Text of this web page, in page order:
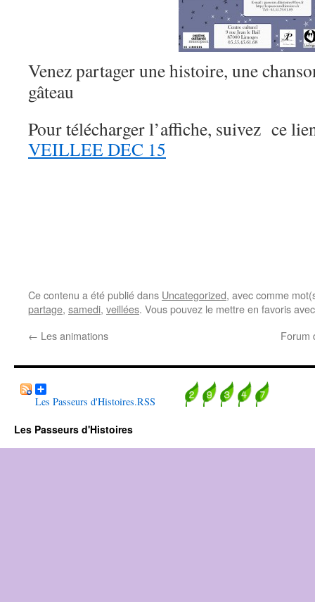
Venez partager une histoire, une
gâteau
Pour télécharger l’affiche, suivez ce
VEILLEE DEC 15
Ce contenu a été publié dans Uncategorized, avec comme
partage, samedi, veillées. Vous pouvez le mettre en favoris
← Les animations Forum
Les Passeurs d'Histoires.RSS
Les Passeurs d'Histoires